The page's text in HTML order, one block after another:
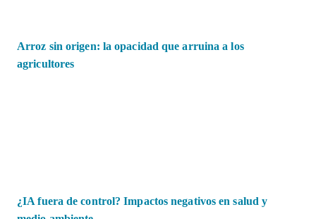
Arroz sin origen: la opacidad que arruina a los
agricultores
¿IA fuera de control? Impactos negativos en salud y